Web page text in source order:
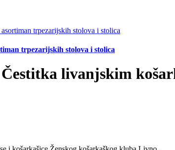
trpezarijskih stolova i stolica
livanjskim